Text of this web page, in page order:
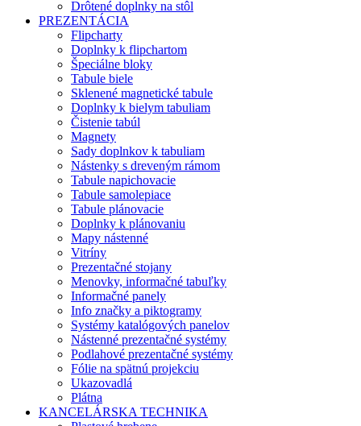
Drôtené doplnky na stôl
PREZENTÁCIA
Flipcharty
Doplnky k flipchartom
Špeciálne bloky
Tabule biele
Sklenené magnetické tabule
Doplnky k bielym tabuliam
Čistenie tabúl
Magnety
Sady doplnkov k tabuliam
Nástenky s dreveným rámom
Tabule napichovacie
Tabule samolepiace
Tabule plánovacie
Doplnky k plánovaniu
Mapy nástenné
Vitríny
Prezentačné stojany
Menovky, informačné tabuľky
Informačné panely
Info značky a piktogramy
Systémy katalógových panelov
Nástenné prezentačné systémy
Podlahové prezentačné systémy
Fólie na spätnú projekciu
Ukazovadlá
Plátna
KANCELÁRSKA TECHNIKA